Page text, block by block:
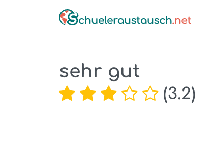
sehr gut
(3.2)